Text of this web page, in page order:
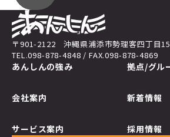
〒901-2122 沖縄県浦添市勢理客四丁目
TEL.098-878-4848 / FAX.098-878-4869
あんしんの強み
会社案内
サービス案内
拠点/グル
新着情報
採用情報